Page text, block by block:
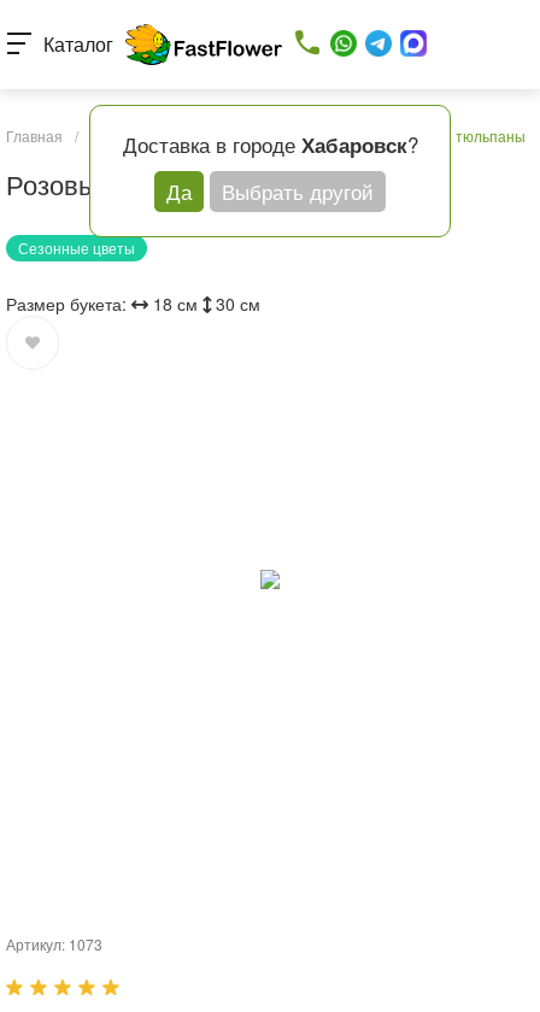
Доставка в городе Хабаровск?
Да
Выбрать другой
Каталог
Главная / Каталог товаров Букеты с доставкой Розовые тюльпаны
Розовые тюльпаны
Сезонные цветы
Размер букета: 18 см 30 см
Артикул: 1073